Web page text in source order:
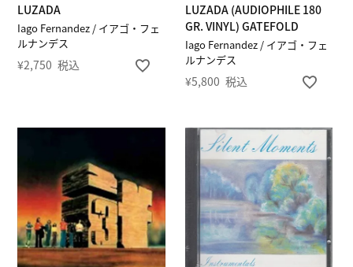
Iago Fernandez / イアゴ・フェ
ルナンデス
LUZADA
¥2,750 税込
Iago Fernandez / イアゴ・フェ
ルナンデス
LUZADA (AUDIOPHILE 180
GR. VINYL) GATEFOLD
¥5,800 税込